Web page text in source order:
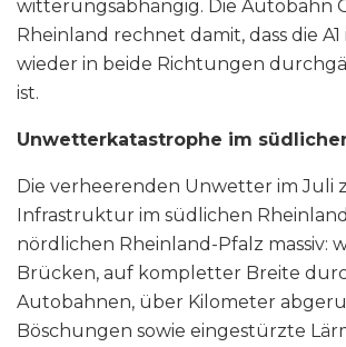
witterungsabhängig. Die Autobahn
Rheinland rechnet damit, dass die
wieder in beide Richtungen
ist.
Unwetterkatastrophe im
Die verheerenden Unwetter im Juli
Infrastruktur im südlichen
nördlichen Rheinland-Pfalz massiv:
Brücken, auf kompletter Breite
Autobahnen, über Kilometer
Böschungen sowie eingestürzte